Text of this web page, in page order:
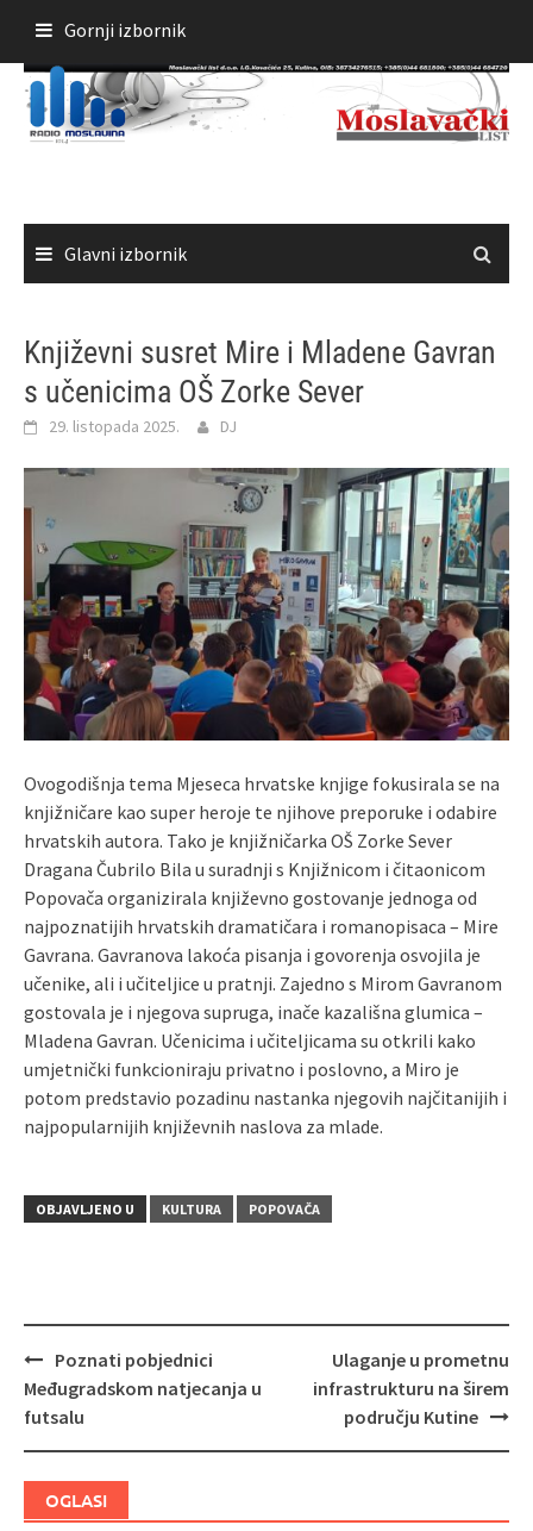
sadržaja
Gornji izbornik
Glavni izbornik
Književni susret Mire i Mladene Gavran
s učenicima OŠ Zorke Sever
29. listopada 2025. DJ
Ovogodišnja tema Mjeseca hrvatske knjige fokusirala se na
knjižničare kao super heroje te njihove preporuke i odabire
hrvatskih autora. Tako je knjižničarka OŠ Zorke Sever
Dragana Čubrilo Bila u suradnji s Knjižnicom i čitaonicom
Popovača organizirala književno gostovanje jednoga od
najpoznatijih hrvatskih dramatičara i romanopisaca – Mire
Gavrana. Gavranova lakoća pisanja i govorenja osvojila je
učenike, ali i učiteljice u pratnji. Zajedno s Mirom Gavranom
gostovala je i njegova supruga, inače kazališna glumica –
Mladena Gavran. Učenicima i učiteljicama su otkrili kako
umjetnički funkcioniraju privatno i poslovno, a Miro je
potom predstavio pozadinu nastanka njegovih najčitanijih i
najpopularnijih književnih naslova za mlade.
OBJAVLJENO U KULTURA POPOVAČA
Navigacija
objava
Poznati pobjednici
Međugradskom natjecanja u
futsalu
Ulaganje u prometnu
infrastrukturu na širem
području Kutine
OGLASI